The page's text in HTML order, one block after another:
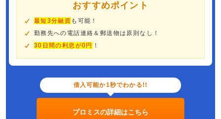
おすすめポイント
最短3分融資 も可能！
勤務先への電話連絡＆郵送物は原則なし！
30日間の利息が0円
！
借入可能か1秒でわかる!!
プロミスの詳細はこちら